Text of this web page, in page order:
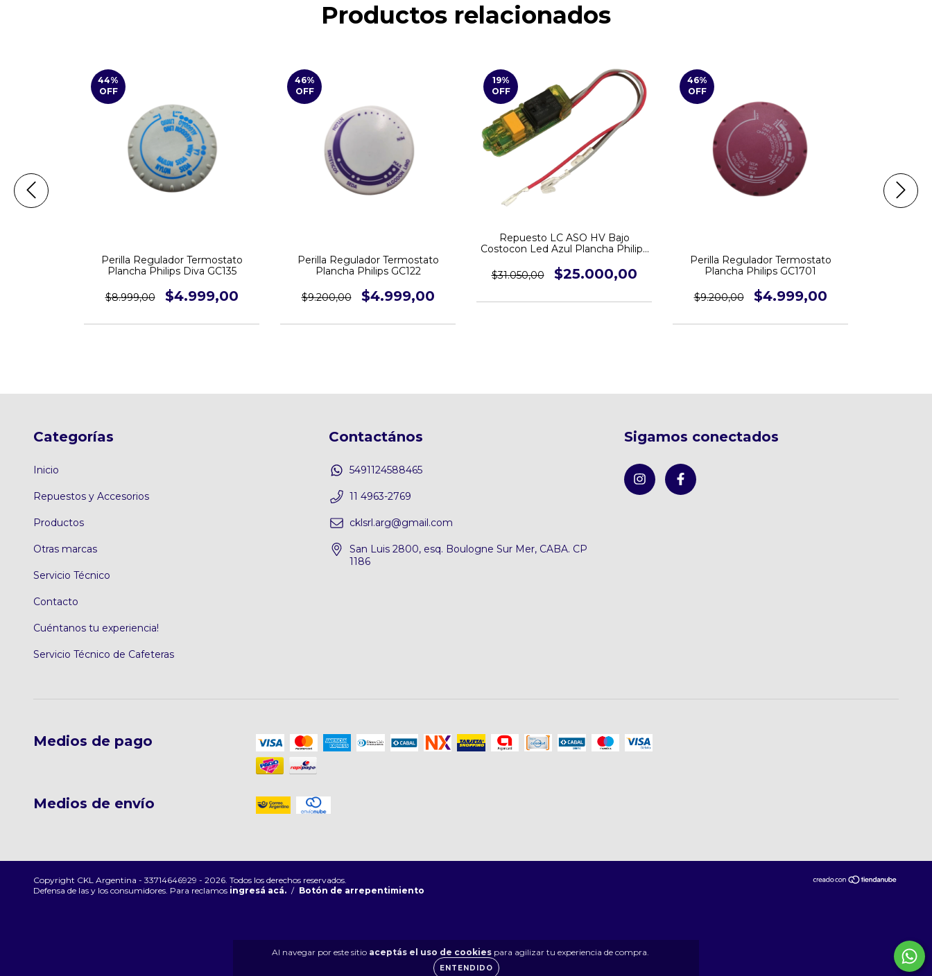
Al navegar por este sitio aceptás el uso de cookies para agilizar tu experiencia de compra.
ENTENDIDO
Productos relacionados
44%
OFF
Perilla Regulador Termostato
Plancha Philips Diva GC135
$8.999,00 $4.999,00
46%
OFF
Perilla Regulador Termostato
Plancha Philips GC122
$9.200,00 $4.999,00
19%
OFF
Repuesto LC ASO HV Bajo
Costocon Led Azul Plancha Philips
$31.050,00
$25.000,00
46%
OFF
Perilla Regulador Termostato
Plancha Philips GC1701
$9.200,00 $4.999,00
Categorías
Inicio
Repuestos y Accesorios
Productos
Otras marcas
Servicio Técnico
Contacto
Cuéntanos tu experiencia!
Servicio Técnico de Cafeteras
Contactános
5491124588465
11 4963-2769
cklsrl.arg@gmail.com
San Luis 2800, esq. Boulogne Sur Mer, CABA. CP
1186
Sigamos conectados
Medios de pago
Medios de envío
Copyright CKL Argentina - 33714646929 - 2026. Todos los derechos reservados.
Defensa de las y los consumidores. Para reclamos ingresá acá. / Botón de arrepentimiento